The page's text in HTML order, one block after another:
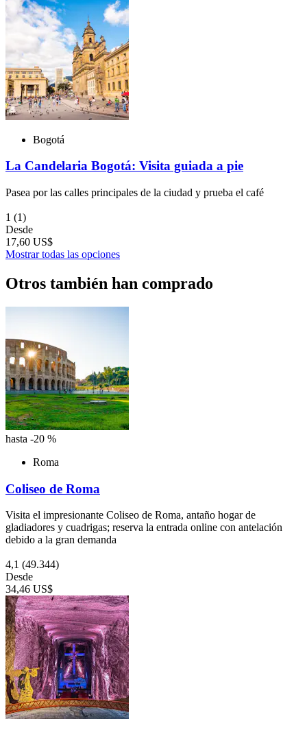
Bogotá
La Candelaria Bogotá: Visita guiada a pie
Pasea por las calles principales de la ciudad y prueba el café
1 (1)
Desde
17,60 US$
Mostrar todas las opciones
Otros también han comprado
hasta -20 %
Roma
Coliseo de Roma
Visita el impresionante Coliseo de Roma, antaño hogar de
gladiadores y cuadrigas; reserva la entrada online con antelación
debido a la gran demanda
4,1 (49.344)
Desde
34,46 US$